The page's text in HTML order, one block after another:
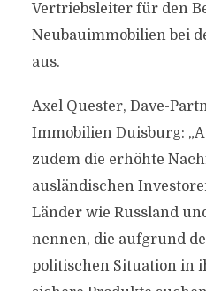
Vertriebsleiter für den
Neubauimmobilien bei
aus.
Axel Quester, Dave-
Immobilien Duisburg:
zudem die erhöhte
ausländischen
Länder wie Russland
nennen, die aufgrund
politischen Situation in